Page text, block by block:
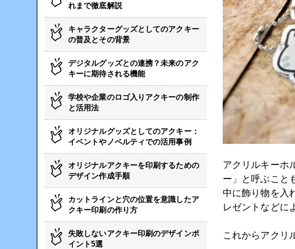
アクリルキーホ
ー」と呼ぶこと
中に飾り物を入
レゼントなどに
これからアクリ
れまで徹底解説
キャラクターグッズとしてのアクキー
の普及とその背景
デジタルグッズとの連携？未来のアク
キーに期待される機能
学校や企業のロゴ入りアクキーの制作
と活用法
オリジナルグッズとしてのアクキー：
イベントやノベルティでの活用事例
オリジナルアクキーを印刷するための
デザイン作成手順
カットラインと穴の位置を意識したア
クキー印刷の作り方
失敗しないアクキー印刷のデザインポ
イント5選